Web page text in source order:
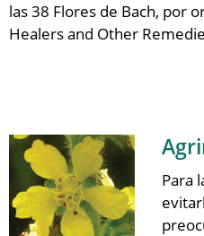
las 38 Flores de Bach, por
Healers and Other
Para